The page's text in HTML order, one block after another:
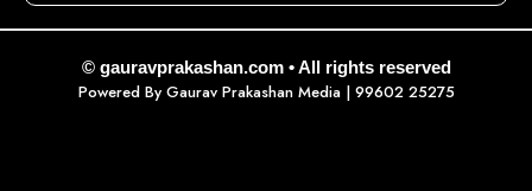
© gauravprakashan.com • All rights reserved
Powered By Gaurav Prakashan Media| 99602 25275